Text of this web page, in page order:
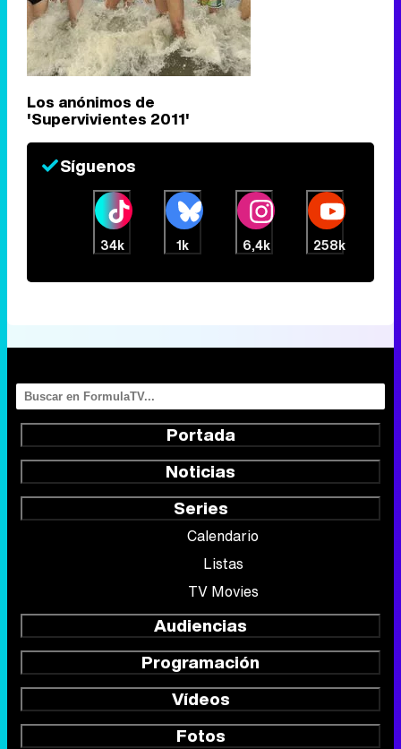
Los anónimos de
'Supervivientes 2011'
Síguenos
34k 1k 6,4k 258k
Portada
Noticias
Series
Calendario
Listas
TV Movies
Audiencias
Programación
Vídeos
Fotos